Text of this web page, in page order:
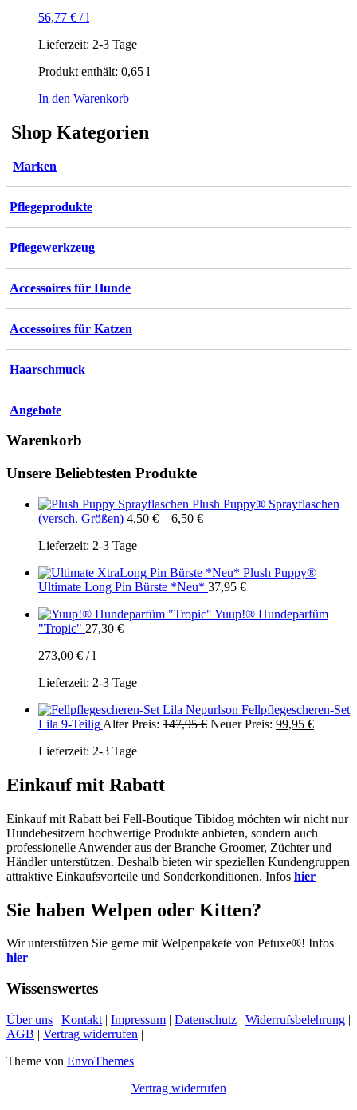
56,77 € /l
Lieferzeit: 2-3 Tage
Produkt enthält: 0,65 l
In den Warenkorb
Shop Kategorien
Marken
Pflegeprodukte
Pflegewerkzeug
Accessoires für Hunde
Accessoires für Katzen
Haarschmuck
Angebote
Warenkorb
Unsere Beliebtesten Produkte
Plush Puppy® Sprayflaschen
(versch. Größen) 4,50 € – 6,50 €
Lieferzeit: 2-3 Tage
Plush Puppy®
Ultimate Long Pin Bürste *Neu* 37,95 €
Yuup!® Hundeparfüm
"Tropic" 27,30 €
273,00 € /l
Lieferzeit: 2-3 Tage
Nepurlson Fellpflegescheren-Set
Lila 9-Teilig Alter Preis: 147,95€ Ursprünglicher
Neuer Preis: 99,95 €
Lieferzeit: 2-3 Tage
Einkauf mit Rabatt
Einkauf mit Rabatt bei Fell-Boutique Tibidog möchten wir nicht nur
Hundebesitzern hochwertige Produkte anbieten, sondern auch
professionelle Anwender aus der Branche Groomer, Züchter und
Händler unterstützen. Deshalb bieten wir speziellen Kundengruppen
attraktive Einkaufsvorteile und Sonderkonditionen. Infos hier
Sie haben Welpen oder Kitten?
Wir unterstützen Sie gerne mit Welpenpakete von Petuxe®! Infos
hier
Wissenswertes
Über uns | Kontakt | Impressum | Datenschutz | Widerrufsbelehrung |
AGB | Vertrag widerrufen |
Theme von EnvoThemes
Vertrag widerrufen